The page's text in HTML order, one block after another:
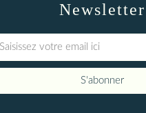
Newsletter